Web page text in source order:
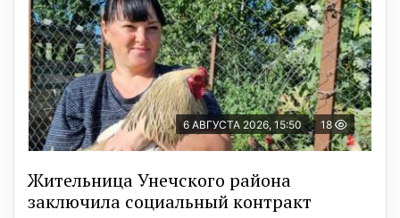
6 АВГУСТА 2026, 15:50 18
Жительница Унечского района
заключила социальный контракт